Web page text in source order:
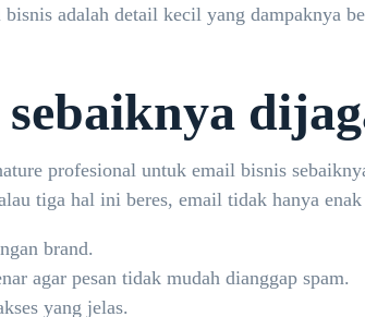
adalah detail kecil yang dampaknya
profesional untuk email bisnis
tiga hal ini beres, email tidak hanya
brand.
agar pesan tidak mudah dianggap spam.
yang jelas.